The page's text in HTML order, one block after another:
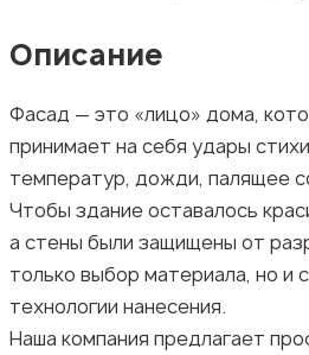
Описание
Фасад — это «лицо» дома,
принимает на себя удары
температур, дожди, палящее
Чтобы здание оставалось
а стены были защищены от
только выбор материала, но и
технологии нанесения.
Наша компания предлагает